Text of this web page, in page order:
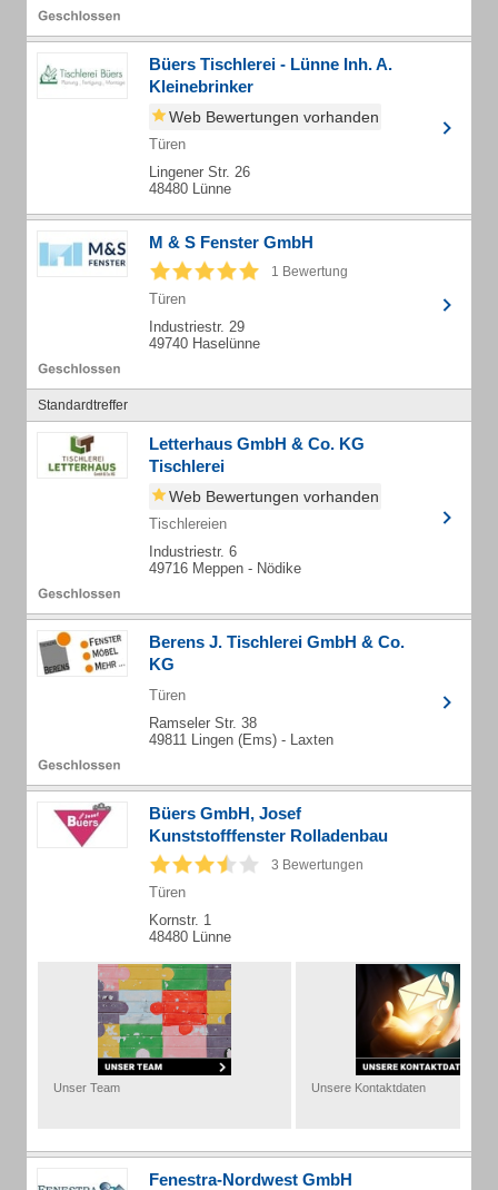
Büers Tischlerei - Lünne Inh. A.
Kleinebrinker
Web Bewertungen vorhanden
Türen
Lingener Str. 26
48480 Lünne
M & S Fenster GmbH
1 Bewertung
Türen
Industriestr. 29
49740 Haselünne
Standardtreffer
Letterhaus GmbH & Co. KG
Tischlerei
Web Bewertungen vorhanden
Tischlereien
Industriestr. 6
49716 Meppen - Nödike
Berens J. Tischlerei GmbH & Co.
KG
Türen
Ramseler Str. 38
49811 Lingen (Ems) - Laxten
Büers GmbH, Josef
Kunststofffenster Rolladenbau
3 Bewertungen
Türen
Kornstr. 1
48480 Lünne
Unser Team Unsere Kontaktdaten
Fenestra-Nordwest GmbH